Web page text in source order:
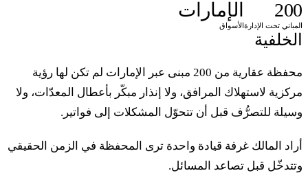
تحت الإدارة
الإمارات
الأسواق
محفظة عقارية من 200 مبنى عبر الإمارات لم تكن لها رؤية
لاستهلاك المرافق، ولا إنذار مبكّر بأعطال المعدّات، ولا
للتصرُّف قبل أن تتحوّل المشكلات إلى فواتير.
المالك غرفة قيادة واحدة ترى المحفظة في الزمن الحقيقي
قبل تصاعد المسائل.